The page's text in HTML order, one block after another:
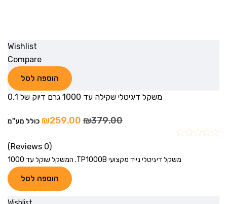
Wishlist
Compare
הוספה לסל
משקל דיגיטלי שקילה עד 1000 גרם דיוק של 0.1
₪379.00
₪259.00 כולל מע"מ
(0 Reviews)
משקל דיגיטלי נייד מקצועי TP1000B. המשקל שוקל עד 1000
הוספה לסל